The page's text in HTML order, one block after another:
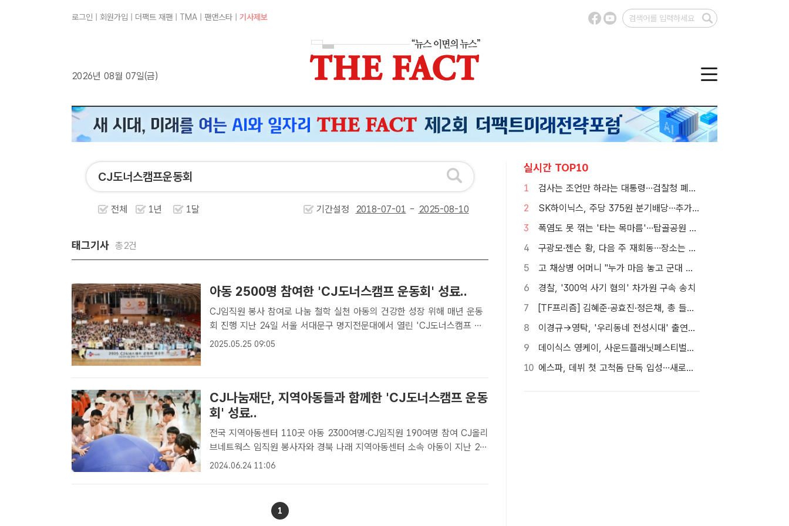
로그인 회원가입 더팩트 재팬 TMA 팬앤스타 기사제보
2026년 08월 07일(금)
전체 1년 1달 기간설정 -
태그기사 총2건
아동 2500명 참여한 'CJ도너스캠프 운동회' 성료..
CJ임직원 봉사 참여로 나눔 철학 실천 아동의 건강한 성장 위해 매년 운동
회 진행 지난 24일 서울 서대문구 명지전문대에서 열린 'CJ도너스캠프 운
동회'에서 아이들이 단체 사진을 촬영하고 있다. /CJ[더팩트ㅣ장병문 기자]
2025.05.25 09:05
CJ나눔재단, 지역아동들과 함께한 'CJ도너스캠프 운동
회' 성료..
전국 지역아동센터 110곳 아동 2300여명·CJ임직원 190여명 참여 CJ올리
브네트웍스 임직원 봉사자와 경북 나래 지역아동센터 소속 아동이 지난 22
일 명지전문대학 체육관에서 개최된 'CJ도너스캠프 운동회' 결승전에서 단
2024.06.24 11:06
1
실시간 TOP10
1
검사는 조언만 하라는 대통령…검찰청 폐지 앞둔 합수본 '딜레마'
2
SK하이닉스, 주당 375원 분기배당…추가 주주환원 예고
3
폭염도 못 꺾는 '타는 목마름'…탑골공원 아리수 냉장고 가보니
4
구광모·젠슨 황, 다음 주 재회동…장소는 실리콘밸리
5
고 채상병 어머니 "누가 마음 놓고 군대 보내겠나"…임성근 징역 3년에 분통
6
경찰, '300억 사기 혐의' 차가원 구속 송치
7
[TF프리즘] 김혜준·공효진·정은채, 총 들고 액션 한판
8
이경규→영탁, '우리동네 전성시대' 출연…내일(8일) 첫 방송
9
데이식스 영케이, 사운드플래닛페스티벌서 '솔로 첫 헤드라이너' 확정
10
에스파, 데뷔 첫 고척돔 단독 입성…새로운 세계 열린다